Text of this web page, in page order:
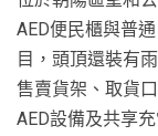
AED便民櫃與普
目，頭頂還裝有
售賣貨架、取貨
AED設備及共享